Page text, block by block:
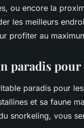
ou encore la
les meilleurs
profiter au
paradis
paradis pour
et sa faune
snorkeling, vous